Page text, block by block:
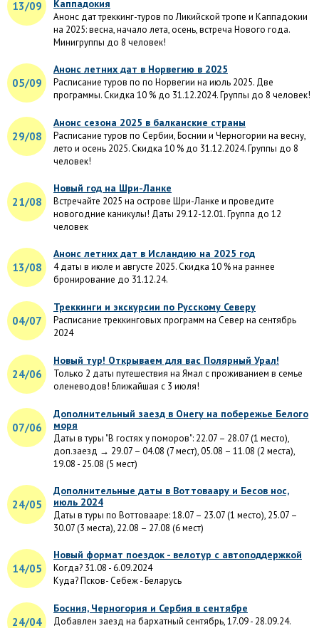
13/09 Каппадокия
Анонс дат треккинг-туров по Ликийской тропе и Каппадокии
на 2025: весна, начало лета, осень, встреча Нового года.
Минигруппы до 8 человек!
05/09
Анонс летних дат в Норвегию в 2025
Расписание туров по по Норвегии на июль 2025. Две
программы. Скидка 10 % до 31.12.2024. Группы до 8 человек!
29/08
Анонс сезона 2025 в балканские страны
Расписание туров по Сербии, Боснии и Черногории на весну,
лето и осень 2025. Скидка 10 % до 31.12.2024. Группы до 8
человек!
21/08
Новый год на Шри-Ланке
Встречайте 2025 на острове Шри-Ланке и проведите
новогодние каникулы! Даты 29.12-12.01. Группа до 12
человек
13/08
Анонс летних дат в Исландию на 2025 год
4 даты в июле и августе 2025. Скидка 10 % на раннее
бронирование до 31.12.24.
04/07
Треккинги и экскурсии по Русскому Северу
Расписание треккинговых программ на Север на сентябрь
2024
24/06
Новый тур! Открываем для вас Полярный Урал!
Только 2 даты путешествия на Ямал с проживанием в семье
оленеводов! Ближайшая с 3 июля!
07/06
Дополнительный заезд в Онегу на побережье Белого
моря
Даты в туры "В гостях у поморов": 22.07 – 28.07 (1 место),
доп.заезд → 29.07 – 04.08 (7 мест), 05.08 – 11.08 (2 места),
19.08 - 25.08 (5 мест)
24/05
Дополнительные даты в Воттоваару и Бесов нос,
июль 2024
Даты в туры по Воттовааре: 18.07 – 23.07 (1 место), 25.07 –
30.07 (3 места), 22.08 – 27.08 (6 мест)
14/05
Новый формат поездок - велотур с автоподдержкой
Когда? 31.08 - 6.09.2024
Куда? Псков- Себеж - Беларусь
24/04
Босния, Черногория и Сербия в сентябре
Добавлен заезд на бархатный сентябрь, 17.09 - 28.09.24.